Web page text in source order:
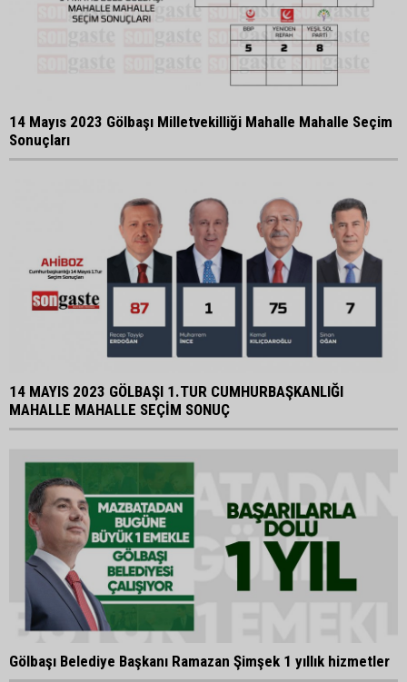
14 Mayıs 2023 Gölbaşı Milletvekilliği Mahalle Mahalle Seçim
Sonuçları
14 MAYIS 2023 GÖLBAŞI 1.TUR CUMHURBAŞKANLIĞI
MAHALLE MAHALLE SEÇİM SONUÇ
Gölbaşı Belediye Başkanı Ramazan Şimşek 1 yıllık hizmetler